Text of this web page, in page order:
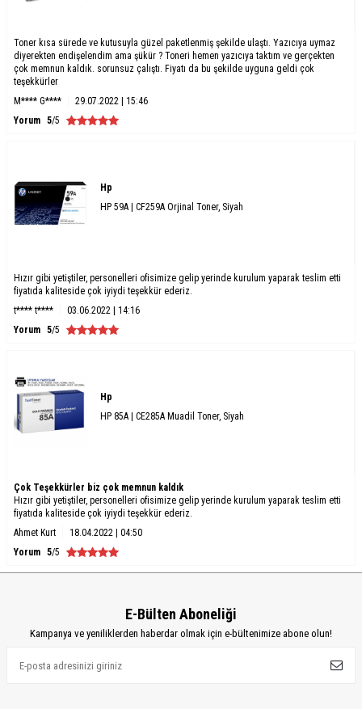
Toner kısa sürede ve kutusuyla güzel paketlenmiş şekilde ulaştı. Yazıcıya uymaz
diyerekten endişelendim ama şükür ? Toneri hemen yazıcıya taktım ve gerçekten
çok memnun kaldık. sorunsuz çalıştı. Fiyatı da bu şekilde uyguna geldi çok
teşekkürler
M**** G****
29.07.2022 | 15:46
Yorum 5/5
Hp
HP 59A | CF259A Orjinal Toner, Siyah
Hızır gibi yetiştiler, personelleri ofisimize gelip yerinde kurulum yaparak teslim etti
fiyatıda kaliteside çok iyiydi teşekkür ederiz.
t**** t****
03.06.2022 | 14:16
Yorum 5/5
Hp
HP 85A | CE285A Muadil Toner, Siyah
Çok Teşekkürler biz çok memnun kaldık
Hızır gibi yetiştiler, personelleri ofisimize gelip yerinde kurulum yaparak teslim etti
fiyatıda kaliteside çok iyiydi teşekkür ederiz.
Ahmet Kurt
18.04.2022 | 04:50
Yorum 5/5
E-Bülten Aboneliği
Kampanya ve yeniliklerden haberdar olmak için e-bültenimize abone olun!